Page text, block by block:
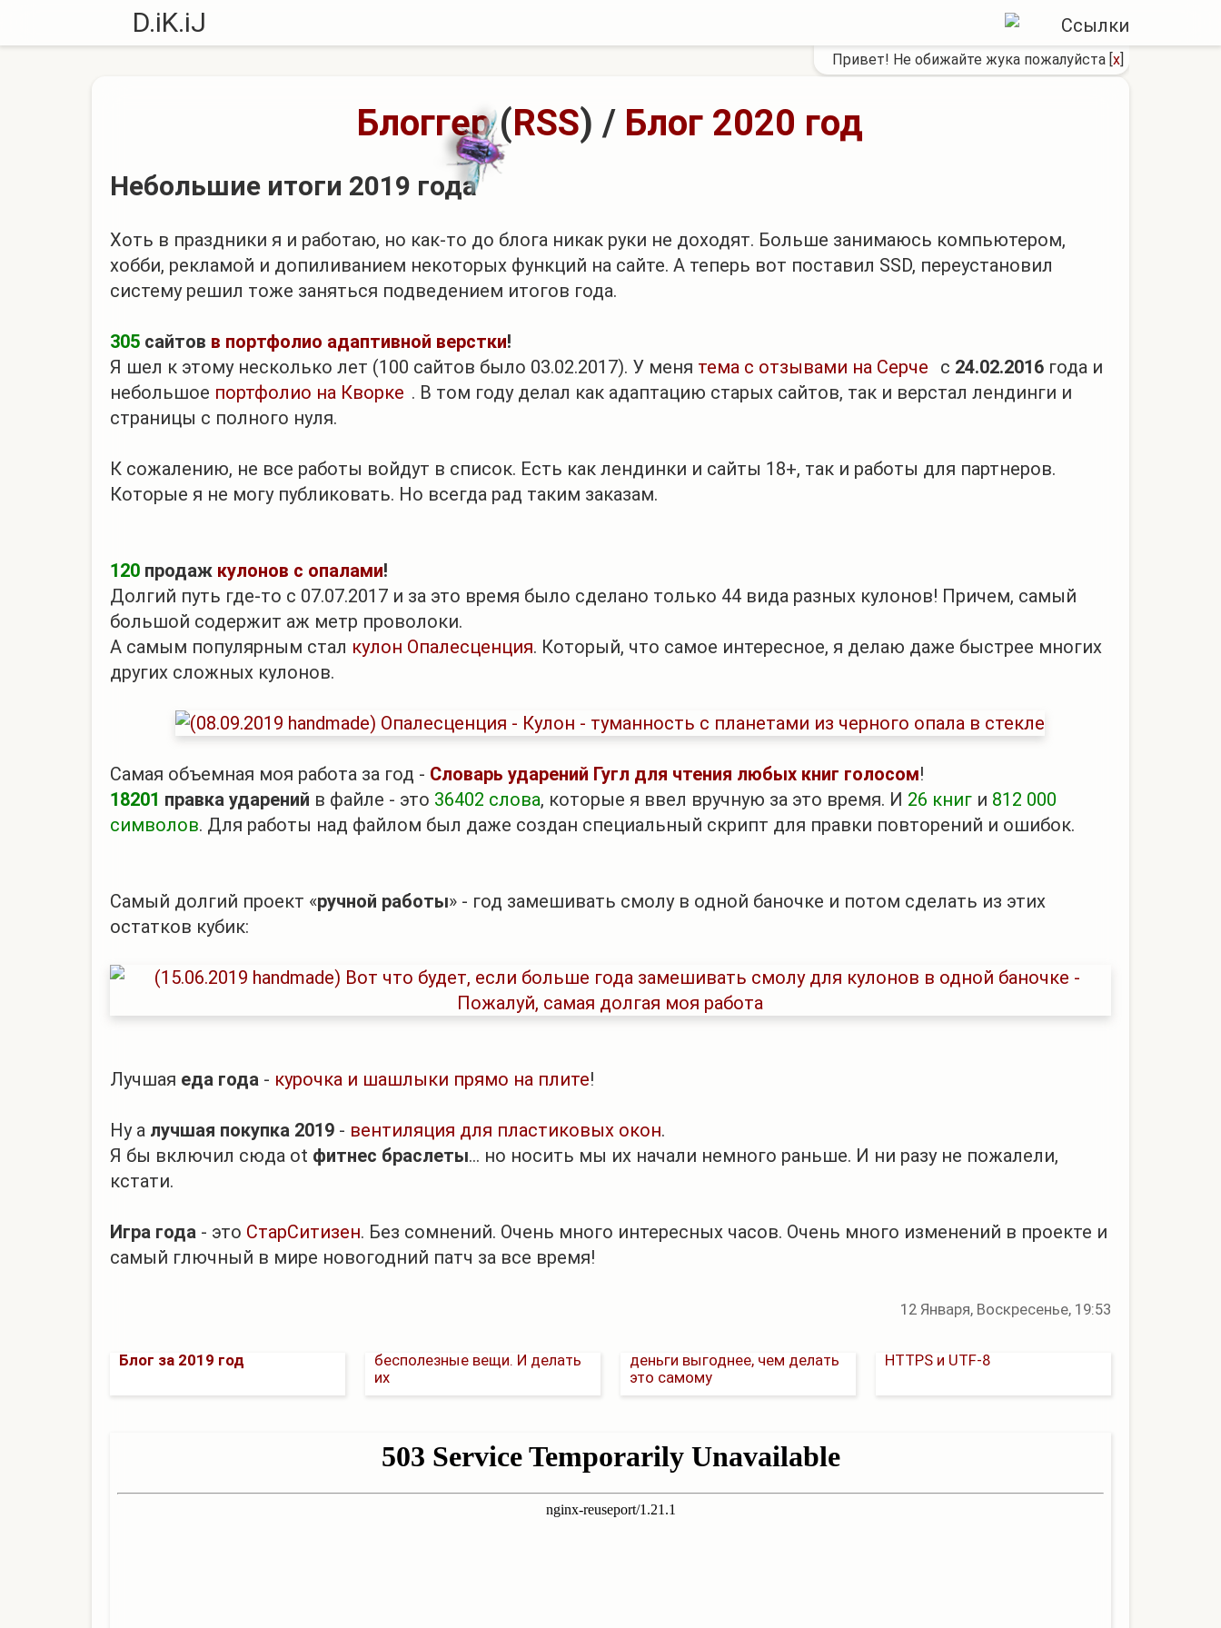
D.iK.iJ
Привет! Не обижайте жука пожалуйста [x]
Блоггер (RSS) / Блог 2020 год
Небольшие итоги 2019 года
Хоть в праздники я и работаю, но как-то до блога никак руки не доходят. Больше занимаюсь компьютером,
хобби, рекламой и допиливанием некоторых функций на сайте. А теперь вот поставил SSD, переустановил
систему решил тоже заняться подведением итогов года.
305сайтов в портфолио адаптивной верстки!
Я шел к этому несколько лет (100 сайтов было 03.02.2017). У меня тема с отзывами на Серче с 24.02.2016года и
небольшое портфолио на Кворке . В том году делал как адаптацию старых сайтов, так и верстал лендинги и
страницы с полного нуля.
К сожалению, не все работы войдут в список. Есть как лендинки и сайты 18+, так и работы для партнеров.
Которые я не могу публиковать. Но всегда рад таким заказам.
120продаж кулонов с опалами!
Долгий путь где-то с 07.07.2017 и за это время было сделано только 44 вида разных кулонов! Причем, самый
большой содержит аж метр проволоки.
А самым популярным стал кулон Опалесценция. Который, что самое интересное, я делаю даже быстрее многих
других сложных кулонов.
Самая объемная моя работа за год - Словарь ударений Гугл для чтения любых книг голосом!
18201 правка ударений в файле - это 36402 слова, которые я ввел вручную за это время. И 26 книги 812 000
символов. Для работы над файлом был даже создан специальный скрипт для правки повторений и ошибок.
Самый долгий проект «ручной работы» - год замешивать смолу в одной баночке и потом сделать из этих
остатков кубик:
Лучшая еда года- курочка и шашлыки прямо на плите!
Ну а лучшая покупка 2019- вентиляция для пластиковых окон.
Я бы включил сюда ot фитнес браслеты... но носить мы их начали немного раньше. И ни разу не пожалели,
кстати.
Игра года- это СтарСитизен. Без сомнений. Очень много интересных часов. Очень много изменений в проекте и
самый глючный в мире новогодний патч за все время!
12 Января, Воскресенье, 19:53
Блог за 2019 год
бесполезные вещи. И делать
их
деньги выгоднее, чем делать
это самому
HTTPS и UTF-8